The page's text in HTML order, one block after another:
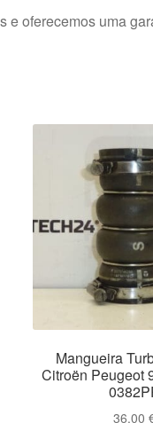
e oferecemos uma
Mangueira
Citroën Peugeot
36.00